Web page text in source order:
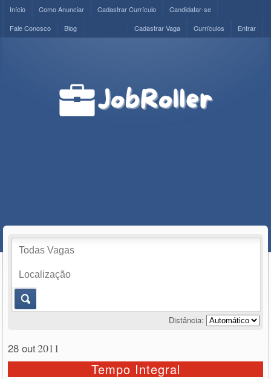
Início Como Anunciar Cadastrar Currículo
Candidatar-se
Fale Conosco
Blog Entrar
Currículos
Cadastrar Vaga
Distância:
28 out2011
Tempo Integral